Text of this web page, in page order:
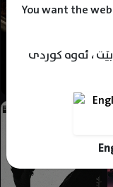
You want the
، ئەوە کوردی